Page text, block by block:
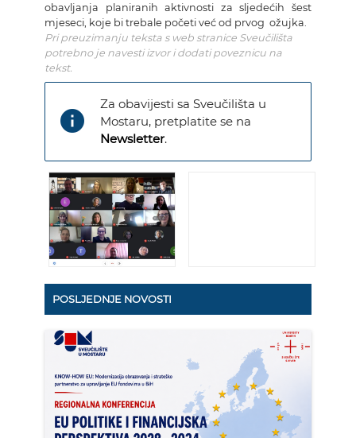
obavljanja planiranih aktivnosti za sljedećih šest
mjeseci, koje bi trebale početi već od prvog ožujka.
Pri preuzimanju teksta s web stranice Sveučilišta
potrebno je navesti izvor i dodati poveznicu na
tekst.
info
Za obavijesti sa Sveučilišta u
Mostaru, pretplatite se na
Newsletter.
POSLJEDNJE NOVOSTI